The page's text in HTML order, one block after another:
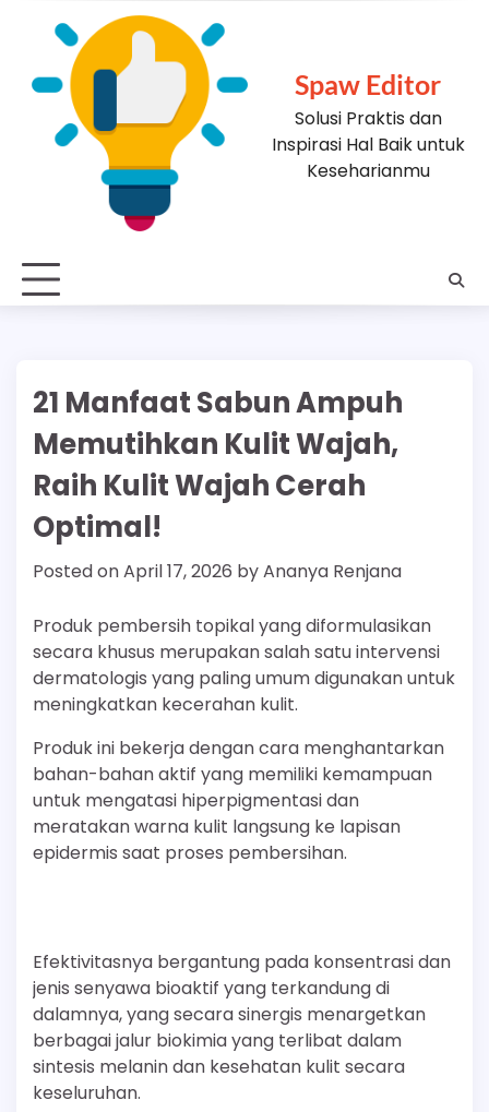
Spaw Editor
Solusi Praktis dan
Inspirasi Hal Baik untuk
Keseharianmu
21 Manfaat Sabun Ampuh
Memutihkan Kulit Wajah,
Raih Kulit Wajah Cerah
Optimal!
Posted onApril 17, 2026 byAnanya Renjana
Produk pembersih topikal yang diformulasikan
secara khusus merupakan salah satu intervensi
dermatologis yang paling umum digunakan untuk
meningkatkan kecerahan kulit.
Produk ini bekerja dengan cara menghantarkan
bahan-bahan aktif yang memiliki kemampuan
untuk mengatasi hiperpigmentasi dan
meratakan warna kulit langsung ke lapisan
epidermis saat proses pembersihan.
Efektivitasnya bergantung pada konsentrasi dan
jenis senyawa bioaktif yang terkandung di
dalamnya, yang secara sinergis menargetkan
berbagai jalur biokimia yang terlibat dalam
sintesis melanin dan kesehatan kulit secara
keseluruhan.